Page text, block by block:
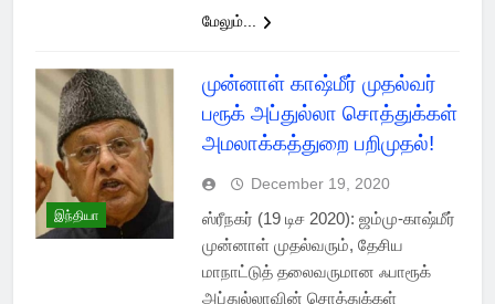
மேலும்...
இந்தியா
முன்னாள் காஷ்மீர் முதல்வர்
பரூக் அப்துல்லா சொத்துக்கள்
அமலாக்கத்துறை பறிமுதல்!
December 19, 2020
ஸ்ரீநகர் (19 டிச 2020): ஜம்மு-காஷ்மீர்
முன்னாள் முதல்வரும், தேசிய
மாநாட்டுத் தலைவருமான ஃபாரூக்
அப்துல்லாவின் சொத்துக்கள்